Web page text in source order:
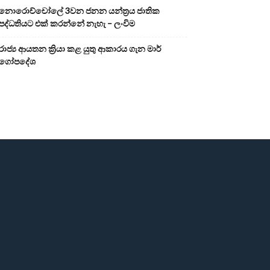
3වන ජනන යන්ත්‍රය ජාතික
එක් කරන්නේ නැහැ – ලංවිම
ආයතන ක්‍රියා කළ යුතු ආකාරය ගැන මාර්